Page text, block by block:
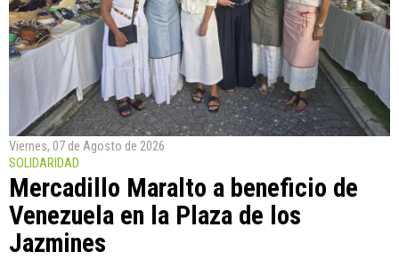
Viernes, 07 de Agosto de 2026
SOLIDARIDAD
Mercadillo Maralto a beneficio de
Venezuela en la Plaza de los
Jazmines